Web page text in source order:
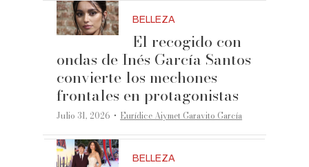
BELLEZA
El recogido con
ondas de Inés García Santos
convierte los mechones
frontales en protagonistas
Julio 31, 2026 ·Eurídice Aiymet Garavito García
BELLEZA